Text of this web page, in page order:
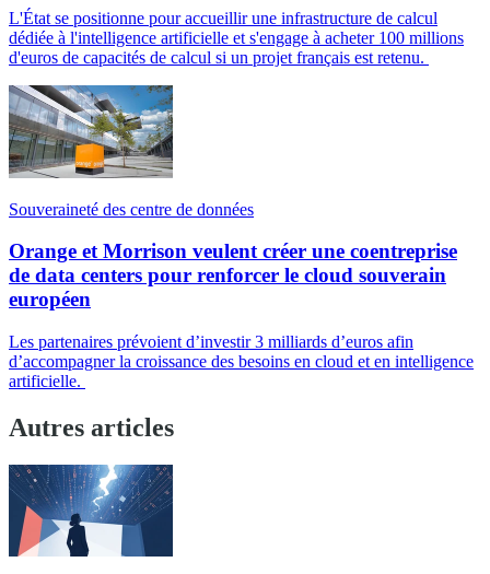
L'État se positionne pour accueillir une infrastructure de calcul
dédiée à l'intelligence artificielle et s'engage à acheter 100 millions
d'euros de capacités de calcul si un projet français est retenu.
Souveraineté des centre de données
Orange et Morrison veulent créer une coentreprise
de data centers pour renforcer le cloud souverain
européen
Les partenaires prévoient d’investir 3 milliards d’euros afin
d’accompagner la croissance des besoins en cloud et en intelligence
artificielle.
Autres articles